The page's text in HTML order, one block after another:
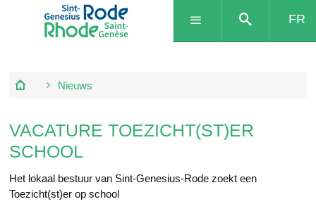
FR
Nieuws
VACATURE TOEZICHT(ST)ER
SCHOOL
Het lokaal bestuur van Sint-Genesius-Rode zoekt een
Toezicht(st)er op school